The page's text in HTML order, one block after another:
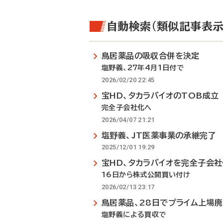
自動検索（類似記事表示
鳥居薬品の吸収合併を決定
塩野義、27年4月1日付で
2026/02/20 22:45
宝HD、タカラバイオのTOB成立
完全子会社化へ
2026/04/07 21:21
塩野義、JT医薬事業の承継完了
2025/12/01 19:29
宝HD、タカラバイオを完全子会
16日から株式公開買い付け
2026/02/13 23:17
鳥居薬品、28日でプライム上場
塩野義による買収で